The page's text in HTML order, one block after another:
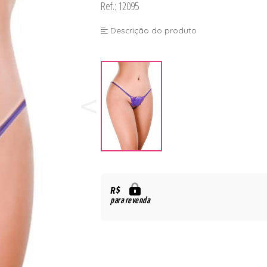
Ref.: 12095
Descrição do produto
R$
para revenda